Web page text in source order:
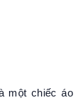
một chiếc áo